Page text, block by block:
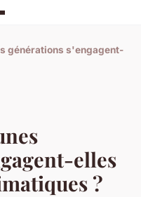
générations s'engagent-
elles
?